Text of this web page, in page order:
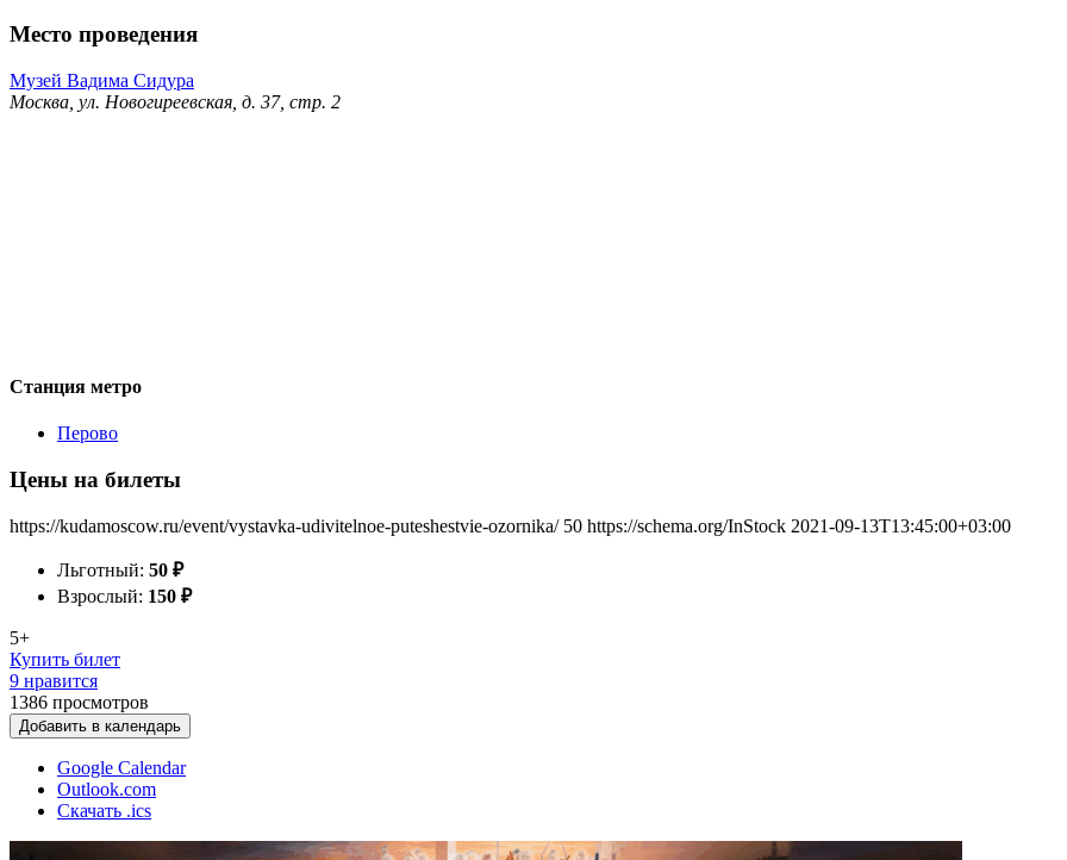
Место проведения
Музей Вадима Сидура
Москва, ул. Новогиреевская, д. 37, стр. 2
Станция метро
Перово
Цены на билеты
https://kudamoscow.ru/event/vystavka-udivitelnoe-puteshestvie-ozornika/ 50 https://schema.org/InStock 2021-09-13T13:45:00+03:00
Льготный: 50 ₽
Взрослый: 150 ₽
5+
Купить билет
9 нравится
1386 просмотров
Добавить в календарь
Google Calendar
Outlook.com
Скачать .ics